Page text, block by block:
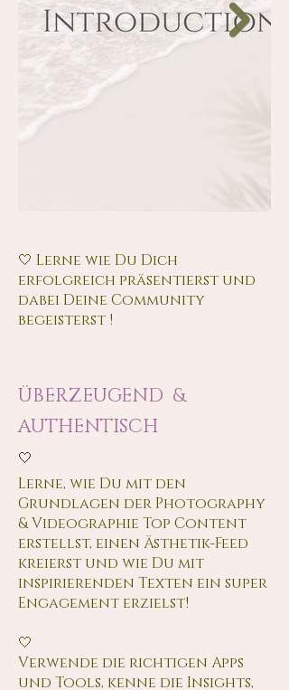
🤍 Lerne wie Du Dich
erfolgreich präsentierst und
dabei Deine Community
begeisterst !
ÜBERZEUGEND &
AUTHENTISCH
🤍
Lerne, wie Du mit den
Grundlagen der Photography
& Videographie Top Content
erstellst, einen Ästhetik-Feed
kreierst und wie Du mit
inspirierenden Texten ein super
Engagement erzielst!
🤍
Verwende die richtigen Apps
und Tools, kenne die Insights,